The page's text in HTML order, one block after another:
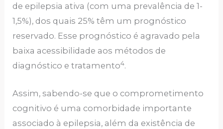
de epilepsia ativa (com uma prevalência de 1-
1,5%), dos quais 25% têm um prognóstico
reservado. Esse prognóstico é agravado pela
baixa acessibilidade aos métodos de
diagnóstico e tratamento4.
Assim, sabendo-se que o comprometimento
cognitivo é uma comorbidade importante
associado à epilepsia, além da existência de